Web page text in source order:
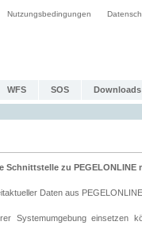
Nutzungsbedingungen
WFS SOS Downloads
zu PEGELONLINE
Daten aus
Systemumgebung einsetzen